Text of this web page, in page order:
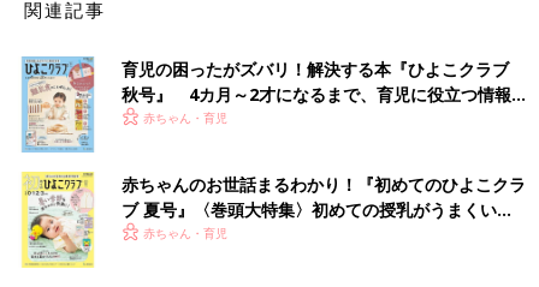
関連記事
育児の困ったがズバリ！解決する本『ひよこクラブ
秋号』 4カ月～2才になるまで、育児に役立つ情報が
いっぱい！
赤ちゃん・育児
赤ちゃんのお世話まるわかり！『初めてのひよこクラ
ブ 夏号』〈巻頭大特集〉初めての授乳がうまくい
く！ おっぱい・ミルクの基本と夏のトラブル 解決テ
赤ちゃん・育児